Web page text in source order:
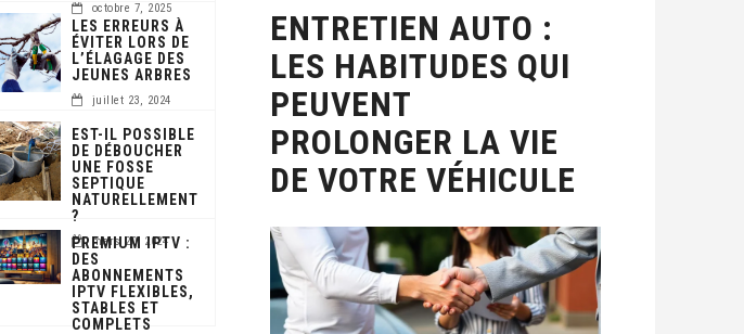
octobre 7, 2025
LES ERREURS À
ÉVITER LORS DE
L’ÉLAGAGE DES
JEUNES ARBRES
juillet 23, 2024
EST-IL POSSIBLE
DE DÉBOUCHER
UNE FOSSE
SEPTIQUE
NATURELLEMENT
?
mars 20, 2024
PREMIUM IPTV :
DES
ABONNEMENTS
IPTV FLEXIBLES,
STABLES ET
COMPLETS
ENTRETIEN AUTO :
LES HABITUDES QUI
PEUVENT
PROLONGER LA VIE
DE VOTRE VÉHICULE